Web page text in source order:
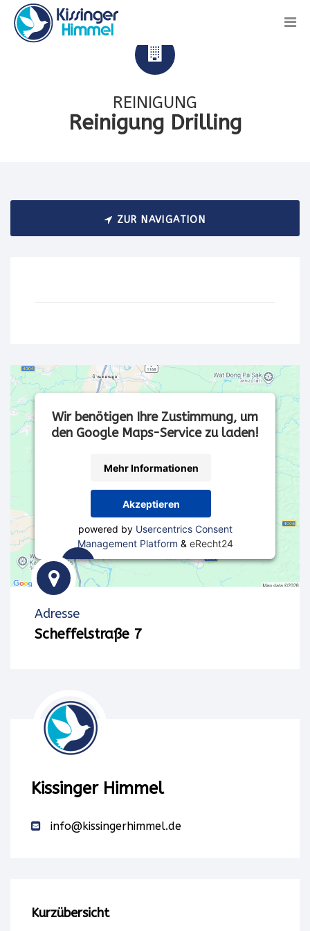
REINIGUNG
Reinigung Drilling
ZUR NAVIGATION
Wir benötigen Ihre Zustimmung, um
den Google Maps-Service zu laden!
Wir
verwenden
einen
Drittanbieters,
um
einzubetten.
Dieser
Daten
Mehr Informationen
Akzeptieren
powered by Usercentrics Consent
Management Platform & eRecht24
Adresse
Scheffelstraße 7
Kissinger Himmel
info@kissingerhimmel.de
Kurzübersicht